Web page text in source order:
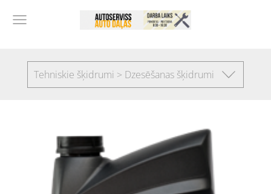
Tehniskie šķidrumi > Dzesēšanas šķidrumi